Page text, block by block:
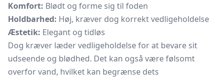
Komfort: Blødt og forme sig til foden
Holdbarhed: Høj, kræver dog korrekt vedligeholdelse
Æstetik: Elegant og tidløs
Dog kræver læder vedligeholdelse for at bevare sit
udseende og blødhed. Det kan også være følsomt
overfor vand, hvilket kan begrænse dets